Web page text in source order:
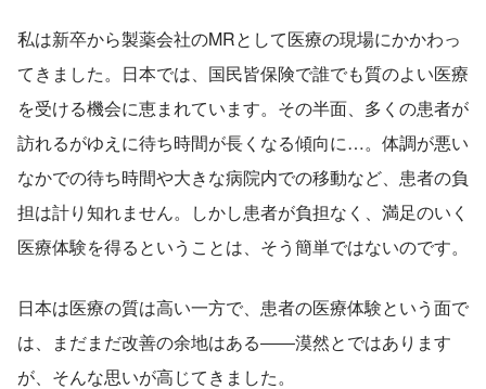
私は新卒から製薬会社のMRとして医療の現場にかかわっ
てきました。日本では、国民皆保険で誰でも質のよい医療
を受ける機会に恵まれています。その半面、多くの患者が
訪れるがゆえに待ち時間が長くなる傾向に…。体調が悪い
なかでの待ち時間や大きな病院内での移動など、患者の負
担は計り知れません。しかし患者が負担なく、満足のいく
医療体験を得るということは、そう簡単ではないのです。
日本は医療の質は高い一方で、患者の医療体験という面で
は、まだまだ改善の余地はある――漠然とではあります
が、そんな思いが高じてきました。